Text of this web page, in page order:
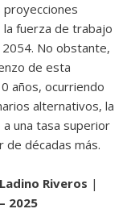
proyecciones
la fuerza de trabajo
No obstante,
de esta
años, ocurriendo
alternativos, la
una tasa superior
de décadas más.
Riveros |
2025